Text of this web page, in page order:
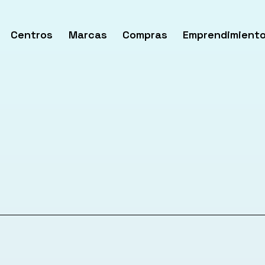
Centros Marcas Compras